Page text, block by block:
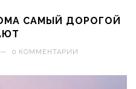
САМЫЙ ДОРОГОЙ
— 0 КОММЕНТАРИИ